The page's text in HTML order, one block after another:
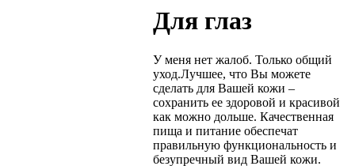
Для глаз
У меня нет жалоб. Только общий
уход.Лучшее, что Вы можете
сделать для Вашей кожи –
сохранить ее здоровой и красивой
как можно дольше. Качественная
пища и питание обеспечат
правильную функциональность и
безупречный вид Вашей кожи.